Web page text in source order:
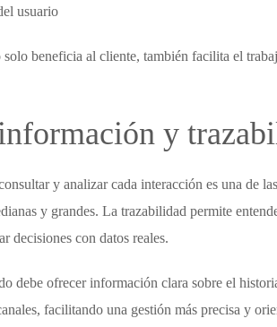
usuario
beneficia al cliente, también facilita el
y
y analizar cada interacción es una de
y grandes. La trazabilidad permite
decisiones con datos reales.
debe ofrecer información clara sobre el
facilitando una gestión más precisa y